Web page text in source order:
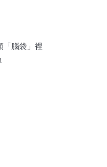
「腦袋」裡